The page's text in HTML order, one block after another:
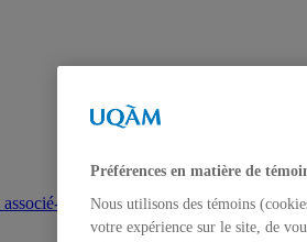
e-s
Préférences en matière de
Nous utilisons des témoins
votre expérience sur le site, de